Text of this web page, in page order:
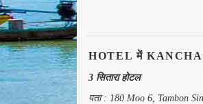
HOTEL में
3 सितारा होटल
पता : 180 Moo 6, Tambon